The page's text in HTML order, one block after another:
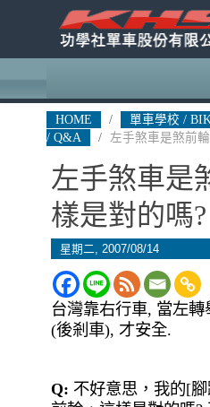
HOME / 單車學校 /
/ Q&A
/ 左手煞車是煞前
左手煞車是
樣是對的嗎?
星期二, 2007/08/14
台灣靠右行車, 當左
(後剎車), 才安全.
Q: 不好意思，我的[